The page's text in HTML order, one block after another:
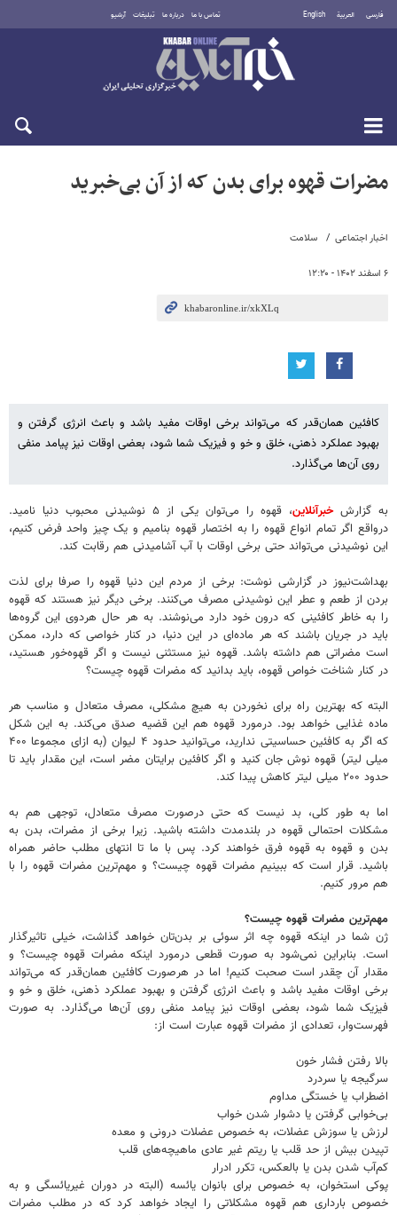
فارسی العربية English تماس با ما درباره ما تبلیغات آرشیو
یکشنبه ۱۸ مرداد ۱۴۰۵
اخبار اجتماعی سلامت
۶ اسفند ۱۴۰۲ - ۱۲:۲۰
مضرات قهوه برای بدن که از آن بی‌خبرید
کافئین همان‌قدر که می‌تواند برخی اوقات مفید باشد و باعث انرژی گرفتن و
بهبود عملکرد ذهنی، خلق و خو و فیزیک شما شود، بعضی اوقات نیز پیامد منفی
روی آن‌ها می‌گذارد.
به گزارشخبرآنلاین
، قهوه را می‌توان یکی از ۵ نوشیدنی محبوب دنیا نامید.
درواقع اگر تمام انواع قهوه را به اختصار قهوه بنامیم و یک چیز واحد فرض کنیم،
این نوشیدنی می‌تواند حتی برخی اوقات با آب آشامیدنی هم رقابت کند.
بهداشت‌نیوز در گزارشی نوشت: برخی از مردم این دنیا قهوه را صرفا برای لذت
بردن از طعم و عطر این نوشیدنی مصرف می‌کنند. برخی دیگر نیز هستند که قهوه
را به خاطر کافئینی که درون خود دارد می‌نوشند. به هر حال هردوی این گروه‌ها
باید در جریان باشند که هر ماده‌ای در این دنیا، در کنار خواصی که دارد، ممکن
است مضراتی هم داشته باشد. قهوه نیز مستثنی نیست و اگر قهوه‌خور هستید،
در کنار شناخت خواص قهوه، باید بدانید که مضرات قهوه چیست؟
البته که بهترین راه برای نخوردن به هیچ مشکلی، مصرف متعادل و مناسب هر
ماده غذایی خواهد بود. درمورد قهوه هم این قضیه صدق می‌کند. به این شکل
که اگر به کافئین حساسیتی ندارید، می‌توانید حدود ۴ لیوان (به ازای مجموعا ۴۰۰
میلی لیتر) قهوه نوش جان کنید و اگر کافئین برایتان مضر است، این مقدار باید تا
حدود ۲۰۰ میلی لیتر کاهش پیدا کند.
اما به طور کلی، بد نیست که حتی درصورت مصرف متعادل، توجهی هم به
مشکلات احتمالی قهوه در بلندمدت داشته باشید. زیرا برخی از مضرات، بدن به
بدن و قهوه به قهوه فرق خواهند کرد. پس با ما تا انتهای مطلب حاضر همراه
باشید. قرار است که ببینیم مضرات قهوه چیست؟ و مهم‌ترین مضرات قهوه را با
هم مرور کنیم.
مهم‌ترین مضرات قهوه چیست؟
ژن شما در اینکه قهوه چه اثر سوئی بر بدن‌تان خواهد گذاشت، خیلی تاثیرگذار
است. بنابراین نمی‌شود به صورت قطعی درمورد اینکه مضرات قهوه چیست؟ و
مقدار آن چقدر است صحبت کنیم! اما در هرصورت کافئین همان‌قدر که می‌تواند
برخی اوقات مفید باشد و باعث انرژی گرفتن و بهبود عملکرد ذهنی، خلق و خو و
فیزیک شما شود، بعضی اوقات نیز پیامد منفی روی آن‌ها می‌گذارد. به صورت
فهرست‌وار، تعدادی از مضرات قهوه عبارت است از:
بالا رفتن فشار خون
سرگیجه یا سردرد
اضطراب یا خستگی مداوم
بی‌خوابی گرفتن یا دشوار شدن خواب
لرزش یا سوزش عضلات، به خصوص عضلات درونی و معده
تپیدن بیش از حد قلب یا ریتم غیر عادی ماهیچه‌های قلب
کم‌آب شدن بدن یا بالعکس، تکرر ادرار
پوکی استخوان، به خصوص برای بانوان یائسه (البته در دوران غیریائسگی و به
خصوص بارداری هم قهوه مشکلاتی را ایجاد خواهد کرد که در مطلب مضرات